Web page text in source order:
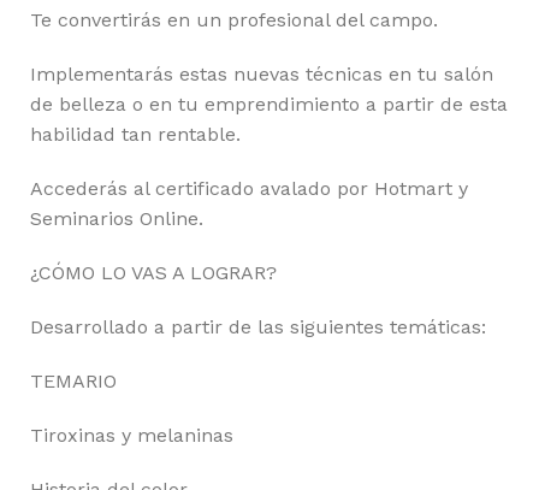
Te convertirás en un profesional del campo.
Implementarás estas nuevas técnicas en tu salón
de belleza o en tu emprendimiento a partir de esta
habilidad tan rentable.
Accederás al certificado avalado por Hotmart y
Seminarios Online.
¿CÓMO LO VAS A LOGRAR?
Desarrollado a partir de las siguientes temáticas:
TEMARIO
Tiroxinas y melaninas